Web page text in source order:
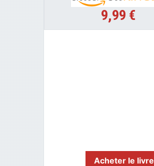
9,99 €
Acheter le livre